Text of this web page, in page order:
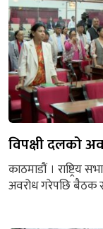
विपक्षी दलको
काठमाडौं ।
अवरोध गरेपछि बैठक